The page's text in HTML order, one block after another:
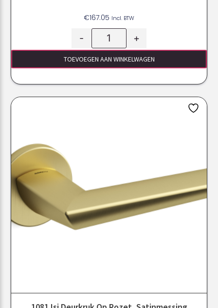
€167.05 Incl. BTW
- +
TOEVOEGEN AAN WINKELWAGEN